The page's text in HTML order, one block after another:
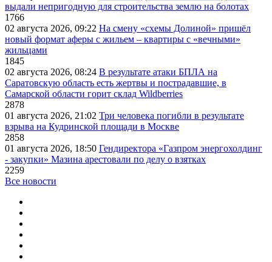
выдали непригодную для строительства землю на болотах
1766
02 августа 2026, 09:22 На смену «схемы Долиной» пришёл
новый формат аферы с жильем – квартиры с «вечными»
жильцами
1845
02 августа 2026, 08:24 В результате атаки БПЛА на
Саратовскую область есть жертвы и пострадавшие, в
Самарской области горит склад Wildberries
2878
01 августа 2026, 21:02 Три человека погибли в результате
взрыва на Кудринской площади в Москве
2858
01 августа 2026, 18:50 Гендиректора «Газпром энергохолдинг
- закупки» Мазина арестовали по делу о взятках
2259
Все новости